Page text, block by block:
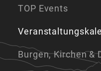
TOP Events
Burgen, Kirchen &